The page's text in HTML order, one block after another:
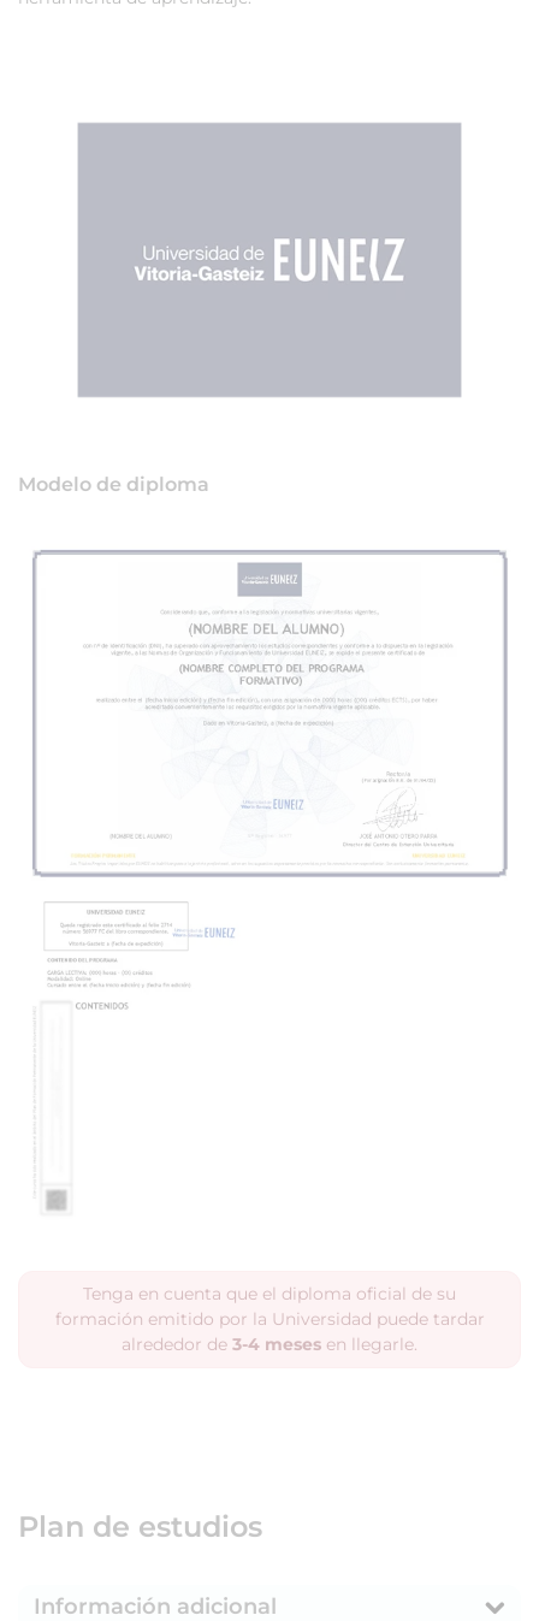
Modelo de diploma
Tenga en cuenta que el diploma oficial de su
formación emitido por la Universidad puede tardar
alrededor de 3-4 meses en llegarle.
Plan de estudios
Información adicional